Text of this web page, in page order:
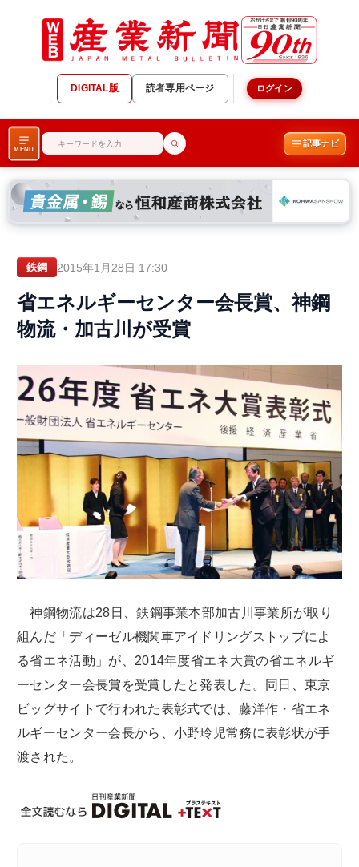
DIGITAL版 読者専用ページ ログイン
MENU
記事ナビ
鉄鋼 2015年1月28日 17:30
省エネルギーセンター会長賞、神鋼
物流・加古川が受賞
神鋼物流は28日、鉄鋼事業本部加古川事業所が取り
組んだ「ディーゼル機関車アイドリングストップによ
る省エネ活動」が、2014年度省エネ大賞の省エネルギ
ーセンター会長賞を受賞したと発表した。同日、東京
ビッグサイトで行われた表彰式では、藤洋作・省エネ
ルギーセンター会長から、小野玲児常務に表彰状が手
渡された。